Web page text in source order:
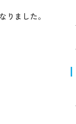
ました。